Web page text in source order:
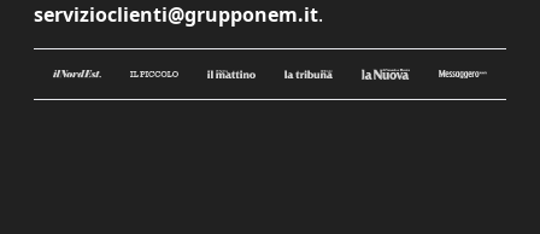
servizioclienti@grupponem.it.